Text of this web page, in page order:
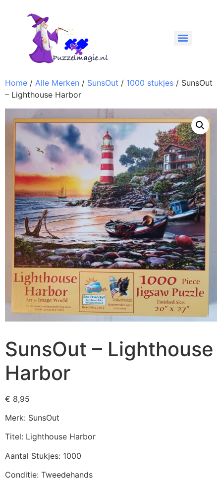
Home / Alle Merken / SunsOut / 1000 stukjes / SunsOut
– Lighthouse Harbor
SunsOut – Lighthouse
Harbor
€ 8,95
Merk: SunsOut
Titel: Lighthouse Harbor
Aantal Stukjes: 1000
Conditie: Tweedehands